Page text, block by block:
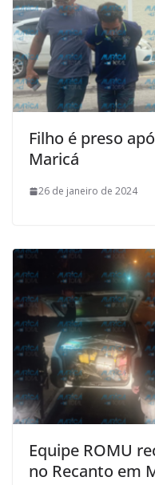
Filho é preso
Maricá
26 de janeiro de 2024
Equipe ROMU
no Recanto em